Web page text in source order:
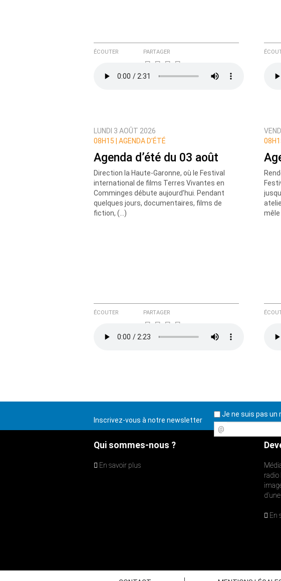
Prévenez-moi de tous les nouveaux commentaires
ÉCOUTER PARTAGER
LUNDI 3 AOÛT 2026
08H15 |
AGENDA D’ÉTÉ
Agenda d’été du 03 août
Direction la Haute-Garonne, où le Festival
international de films Terres Vivantes en
Comminges débute aujourd’hui. Pendant
quelques jours, documentaires, films de
fiction, (…)
ÉCOUTER PARTAGER
Inscrivez-vous à notre newsletter
Je ne suis pas un
@
Qui sommes-nous ?
En savoir plus
radio
En